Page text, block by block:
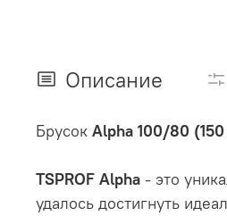
Описание
Брусок Alpha 100/80 (150
TSPROF Alpha - это
удалось достигнуть